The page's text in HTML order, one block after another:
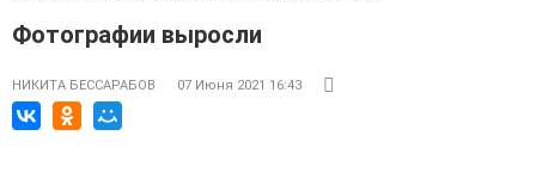
Фотографии выросли
НИКИТА БЕССАРАБОВ 07 Июня 2021 16:43